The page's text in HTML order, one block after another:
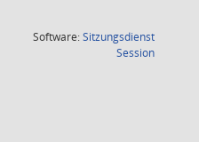
Software:Sitzungsdienst
Session(Wird in